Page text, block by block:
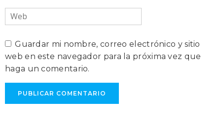
Web
Guardar mi nombre, correo electrónico y sitio
web en este navegador para la próxima vez que
haga un comentario.